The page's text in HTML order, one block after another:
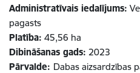
Administratīvais iedalījums:
pagasts​​​​​​​
Platība: 45,56 ha
Dibināšanas gads: 2023
Pārvalde: Dabas aizsardzības